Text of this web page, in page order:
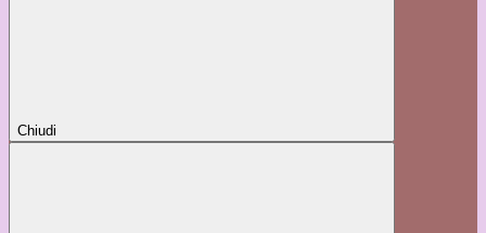
Chiudi